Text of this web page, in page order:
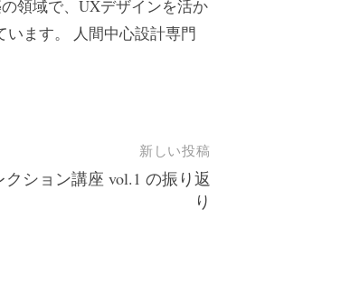
領域で、UXデザインを活か
ます。 人間中心設計専門
新しい投稿
クション講座 vol.1 の振り返
り